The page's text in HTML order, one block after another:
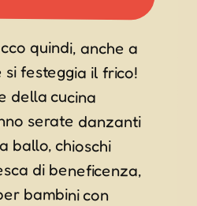
quindi, anche a
si festeggia il frico!
re della cucina
serate danzanti
ballo, chioschi
di beneficenza,
per bambini con
mostre,
personale e
2024 vedrà
432 HZ, Elvis e le
Fantasy e il Duo